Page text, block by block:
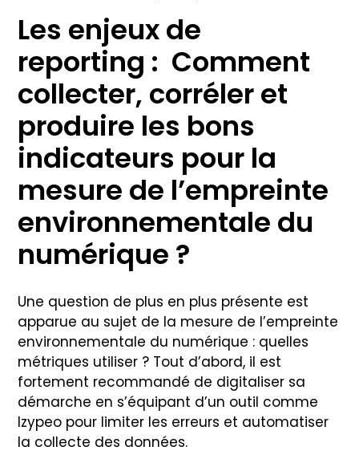
Les enjeux de
reporting : Comment
collecter, corréler et
produire les bons
indicateurs pour la
mesure de l’empreinte
environnementale du
numérique ?
Une question de plus en plus présente est
apparue au sujet de la mesure de l’empreinte
environnementale du numérique : quelles
métriques utiliser ? Tout d’abord, il est
fortement recommandé de digitaliser sa
démarche en s’équipant d’un outil comme
Izypeo pour limiter les erreurs et automatiser
la collecte des données.